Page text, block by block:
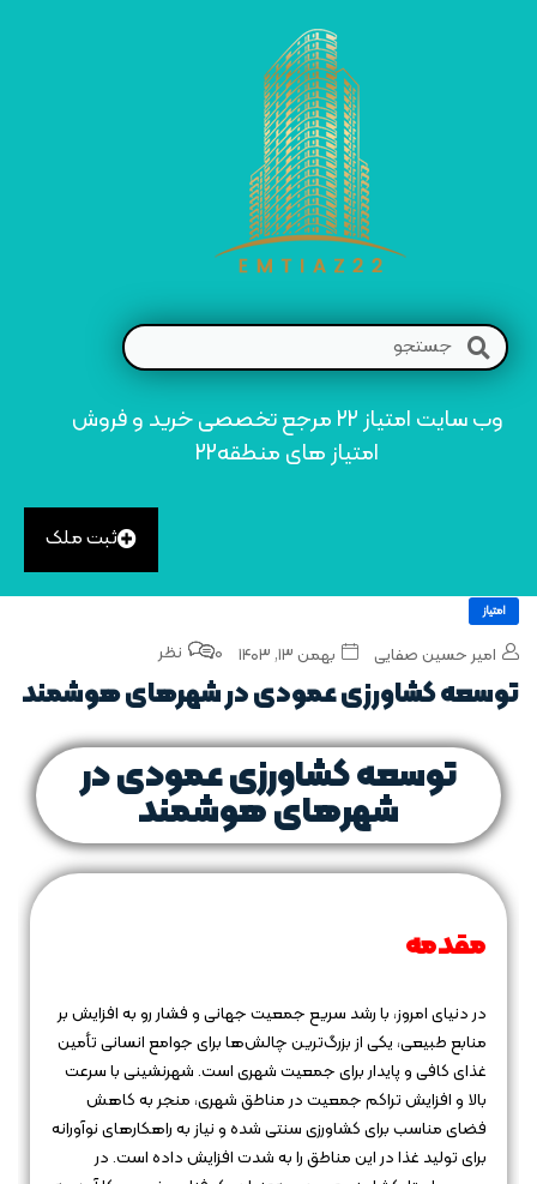
وب سایت امتیاز 22 مرجع تخصصی خرید و فروش
امتیاز های منطقه22
ثبت ملک
امتیاز
امیر حسین صفایی بهمن ۱۳, ۱۴۰۳ 0 نظر
توسعه کشاورزی عمودی در شهرهای هوشمند
توسعه کشاورزی عمودی در
شهرهای هوشمند
مقدمه
در دنیای امروز، با رشد سریع جمعیت جهانی و فشار رو به افزایش بر
منابع طبیعی، یکی از بزرگ‌ترین چالش‌ها برای جوامع انسانی تأمین
غذای کافی و پایدار برای جمعیت شهری است. شهرنشینی با سرعت
بالا و افزایش تراکم جمعیت در مناطق شهری، منجر به کاهش
فضای مناسب برای کشاورزی سنتی شده و نیاز به راهکارهای نوآورانه
برای تولید غذا در این مناطق را به شدت افزایش داده است. در